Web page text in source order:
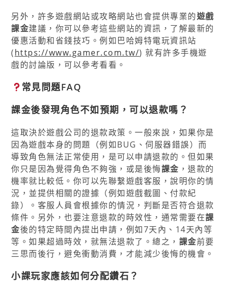
另外，許多遊戲網站或攻略網站也會提供專業的遊戲
課金建議，你可以參考這些網站的資訊，了解最新的
優惠活動和省錢技巧。例如巴哈姆特電玩資訊站
(https://www.gamer.com.tw/) 就有許多手機遊
戲的討論版，可以參考看看。
常見問題FAQ
課金後發現角色不如預期，可以退款嗎？
這取決於遊戲公司的退款政策。一般來說，如果你是
因為遊戲本身的問題（例如BUG、伺服器錯誤）而
導致角色無法正常使用，是可以申請退款的。但如果
你只是因為覺得角色不夠強，或是後悔課金 ，退款的
機率就比較低。你可以先聯繫遊戲客服，說明你的情
況，並提供相關的證據（例如遊戲截圖、付款紀
錄）。客服人員會根據你的情況，判斷是否符合退款
條件。另外，也要注意退款的時效性，通常需要在課
金後的特定時間內提出申請，例如7天內、14天內等
等。如果超過時效，就無法退款了。總之， 課金前要
三思而後行，避免衝動消費，才能減少後悔的機會。
小課玩家應該如何分配鑽石？